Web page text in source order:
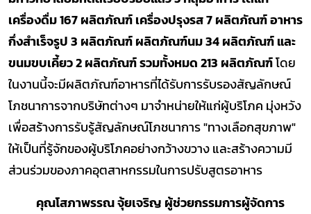
เครื่องดื่ม 167 ผลิตภัณฑ์ เครื่องปรุงรส 7 ผลิตภัณฑ์ อาหาร
กึ่งสำเร็จรูป 3 ผลิตภัณฑ์ ผลิตภัณฑ์นม 34 ผลิตภัณฑ์ และ
ขนมขบเคี้ยว 2 ผลิตภัณฑ์ รวมทั้งหมด 213 ผลิตภัณฑ์โดย
ในงานนี้จะมีผลิตภัณฑ์อาหารที่ได้รับการรับรองสัญลักษณ์
โภชนาการจากบริษัทต่างๆ มาจำหน่ายให้แก่ผู้บริโภค มุ่งหวัง
เพื่อสร้างการรับรู้สัญลักษณ์โภชนาการ "ทางเลือกสุขภาพ"
ให้เป็นที่รู้จักของผู้บริโภคอย่างกว้างขวาง และสร้างความมี
ส่วนร่วมของภาคอุตสาหกรรมในการปรับสูตรอาหาร
คุณโสภาพรรณ จุ้ยเจริญ ผู้ช่วยกรรมการผู้จัดการ